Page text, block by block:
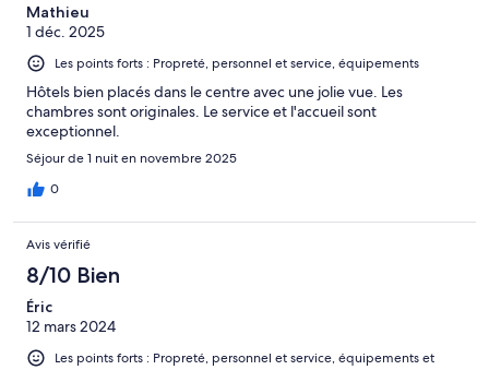
Mathieu
1 déc. 2025
Les points forts : Propreté, personnel et service, équipements
Hôtels bien placés dans le centre avec une jolie vue. Les
chambres sont originales. Le service et l'accueil sont
exceptionnel.
Séjour de 1 nuit en novembre 2025
0
Avis vérifié
8/10 Bien
Éric
12 mars 2024
Les points forts : Propreté, personnel et service, équipements et